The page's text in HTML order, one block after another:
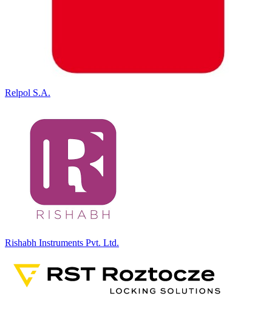
Relpol S.A.
Rishabh Instruments Pvt. Ltd.